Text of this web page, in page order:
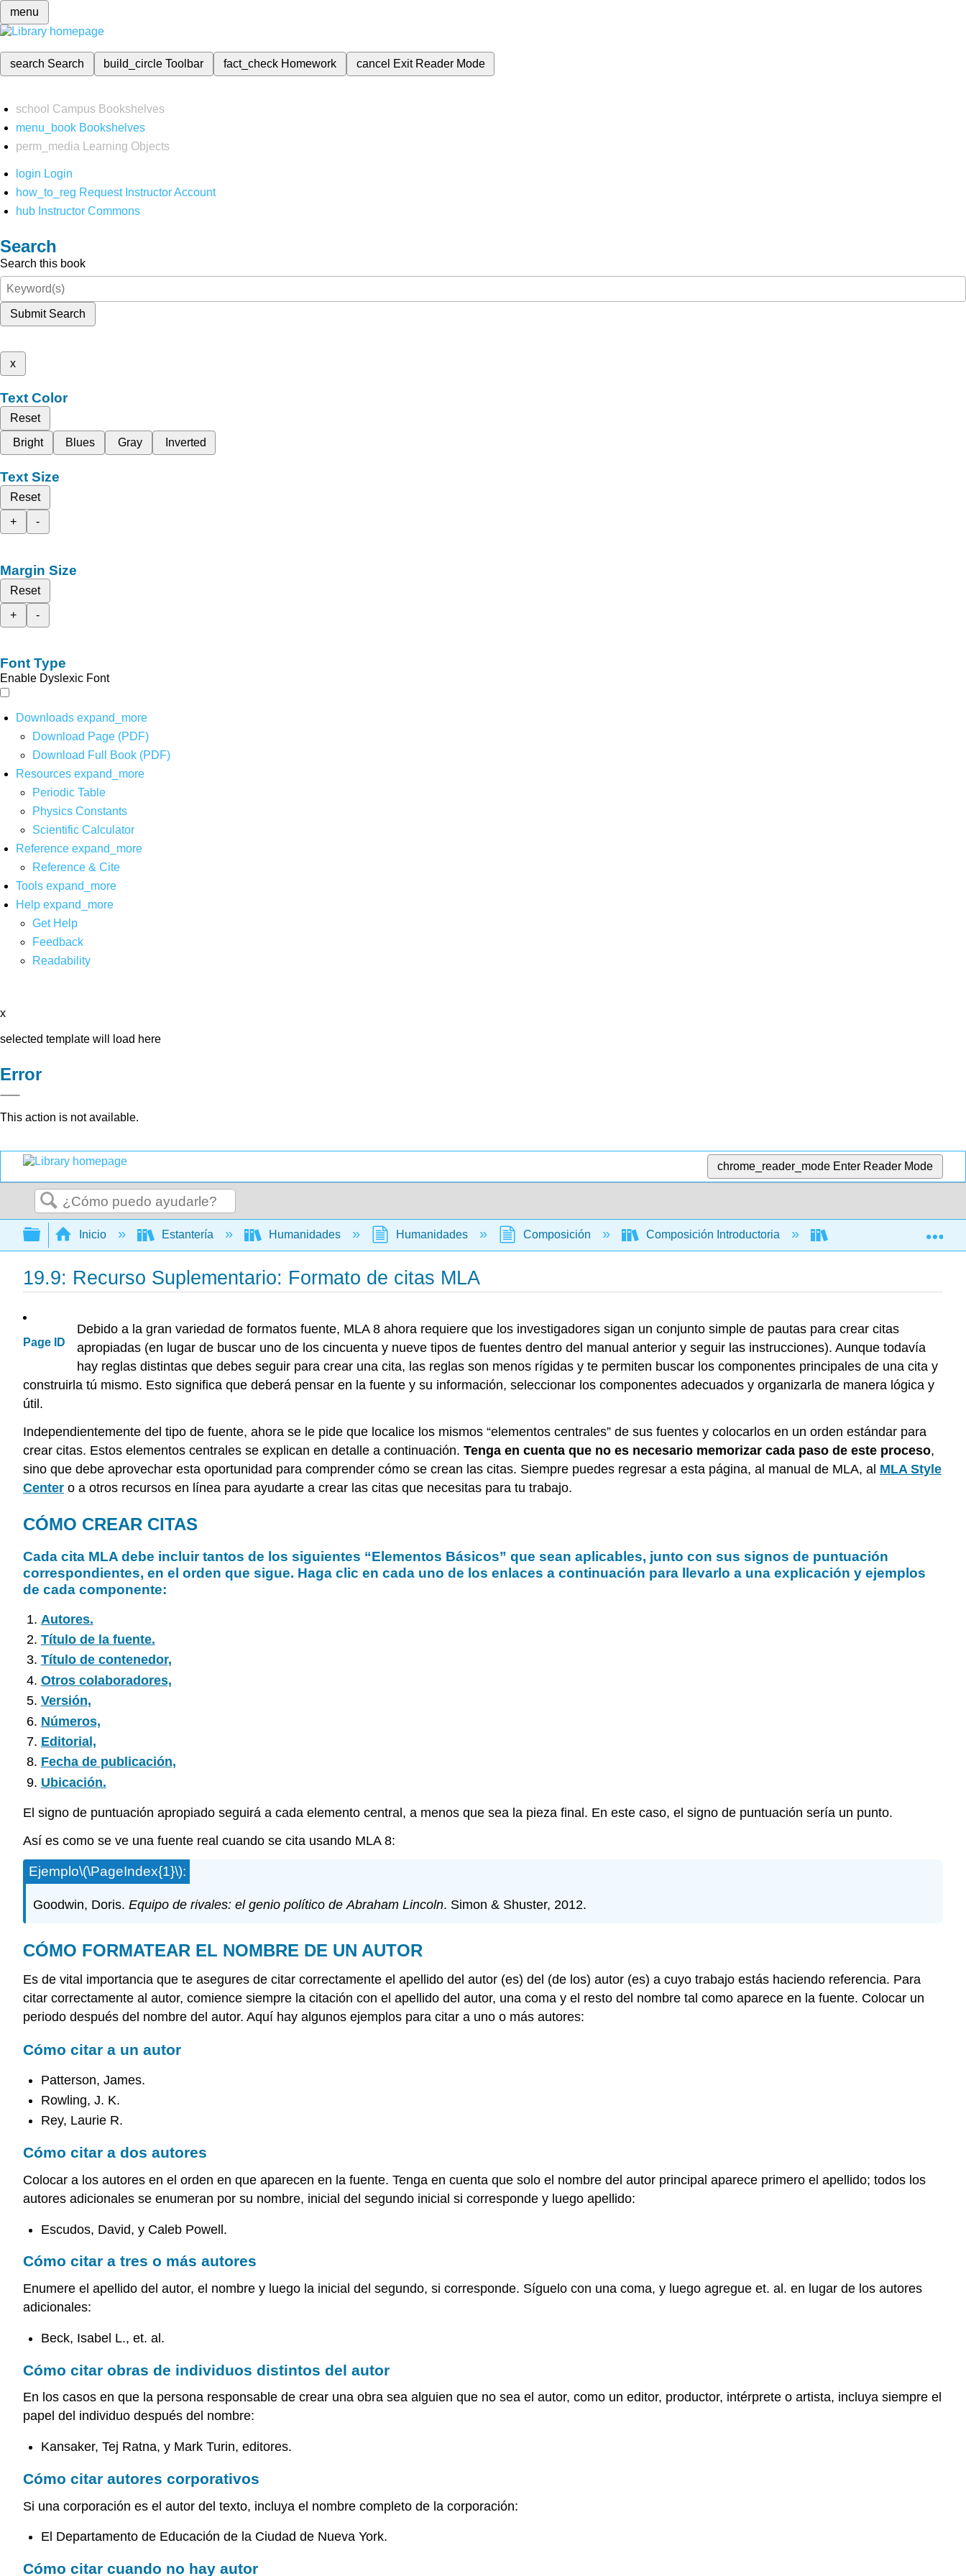
menu
search Search build_circleToolbar fact_check Homework cancel Exit Reader Mode
school Campus Bookshelves
menu_book Bookshelves
perm_media
Learning Objects
login Login
how_to_reg Request Instructor Account
hub Instructor Commons
Search
Search this book
Submit Search
x
Text Color
Reset
Bright
Blues Gray Inverted
Text Size
Reset
+
-
Margin Size
Reset
+
-
Font Type
Enable Dyslexic Font
Downloads expand_more
Download Page (PDF)
Download Full Book (PDF)
Resources expand_more
Periodic Table
Physics Constants
Scientific Calculator
Reference expand_more
Reference & Cite
Tools expand_more
Help expand_more
Get Help
Feedback
Readability
x
selected template will load here
Error
This action is not available.
chrome_reader_mode Enter Reader Mode
Buscar
Expandir/contraer jerarquía global
Inicio Estantería Humanidades Humanidades Composición Composición Introductoria Libro: Introducción a la
19.9: Recurso Suplementario: Formato de citas MLA
Page ID
Debido a la gran variedad de formatos fuente, MLA 8 ahora requiere que los investigadores sigan un conjunto simple de pautas para crear citas
apropiadas (en lugar de buscar uno de los cincuenta y nueve tipos de fuentes dentro del manual anterior y seguir las instrucciones). Aunque todavía
hay reglas distintas que debes seguir para crear una cita, las reglas son menos rígidas y te permiten buscar los componentes principales de una cita y
construirla tú mismo. Esto significa que deberá pensar en la fuente y su información, seleccionar los componentes adecuados y organizarla de manera lógica y
útil.
Independientemente del tipo de fuente, ahora se le pide que localice los mismos “elementos centrales” de sus fuentes y colocarlos en un orden estándar para
crear citas. Estos elementos centrales se explican en detalle a continuación. Tenga en cuenta que no es necesario memorizar cada paso de este proceso,
sino que debe aprovechar esta oportunidad para comprender cómo se crean las citas. Siempre puedes regresar a esta página, al manual de MLA, al MLA Style
Center o a otros recursos en línea para ayudarte a crear las citas que necesitas para tu trabajo.
CÓMO CREAR CITAS
Cada cita MLA debe incluir tantos de los siguientes “Elementos Básicos” que sean aplicables, junto con sus signos de puntuación
correspondientes, en el orden que sigue. Haga clic en cada uno de los enlaces a continuación para llevarlo a una explicación y ejemplos
de cada componente:
Autores.
Título de la fuente.
Título de contenedor,
Otros colaboradores,
Versión,
Números,
Editorial,
Fecha de publicación,
Ubicación.
El signo de puntuación apropiado seguirá a cada elemento central, a menos que sea la pieza final. En este caso, el signo de puntuación sería un punto.
Así es como se ve una fuente real cuando se cita usando MLA 8:
Ejemplo\(\PageIndex{1}\):
Goodwin, Doris. Equipo de rivales: el genio político de Abraham Lincoln. Simon & Shuster, 2012.
CÓMO FORMATEAR EL NOMBRE DE UN AUTOR
Es de vital importancia que te asegures de citar correctamente el apellido del autor (es) del (de los) autor (es) a cuyo trabajo estás haciendo referencia. Para
citar correctamente al autor, comience siempre la citación con el apellido del autor, una coma y el resto del nombre tal como aparece en la fuente. Colocar un
periodo después del nombre del autor. Aquí hay algunos ejemplos para citar a uno o más autores:
Cómo citar a un autor
Patterson, James.
Rowling, J. K.
Rey, Laurie R.
Cómo citar a dos autores
Colocar a los autores en el orden en que aparecen en la fuente. Tenga en cuenta que solo el nombre del autor principal aparece primero el apellido; todos los
autores adicionales se enumeran por su nombre, inicial del segundo inicial si corresponde y luego apellido:
Escudos, David, y Caleb Powell.
Cómo citar a tres o más autores
Enumere el apellido del autor, el nombre y luego la inicial del segundo, si corresponde. Síguelo con una coma, y luego agregue et. al. en lugar de los autores
adicionales:
Beck, Isabel L., et. al.
Cómo citar obras de individuos distintos del autor
En los casos en que la persona responsable de crear una obra sea alguien que no sea el autor, como un editor, productor, intérprete o artista, incluya siempre el
papel del individuo después del nombre:
Kansaker, Tej Ratna, y Mark Turin, editores.
Cómo citar autores corporativos
Si una corporación es el autor del texto, incluya el nombre completo de la corporación:
El Departamento de Educación de la Ciudad de Nueva York.
Cómo citar cuando no hay autor